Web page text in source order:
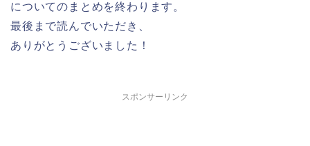
についてのまとめを終わります。
最後まで読んでいただき、
ありがとうございました！
スポンサーリンク